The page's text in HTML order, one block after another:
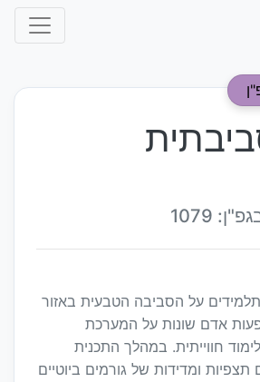
1079
על הסביבה הטבעית באזור
אדם שונות על המערכת
חווייתית. במהלך התכנית
ומדידות של גורמים ביוטיים